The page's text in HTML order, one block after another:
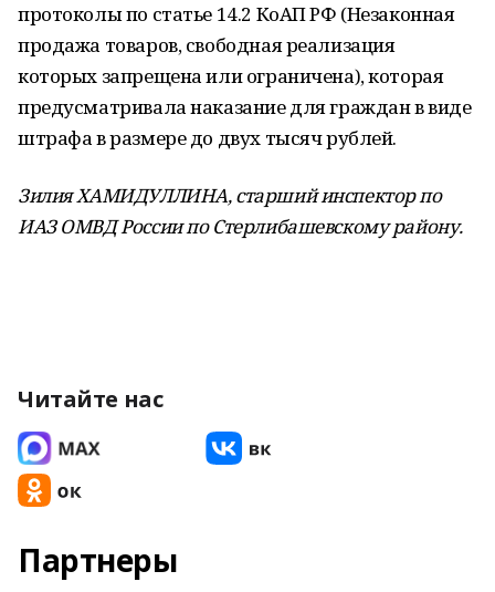
протоколы по статье 14.2 КоАП РФ (Незаконная
продажа товаров, свободная реализация
которых запрещена или ограничена), которая
предусматривала наказание для граждан в виде
штрафа в размере до двух тысяч рублей.
Зилия ХАМИДУЛЛИНА, старший инспекторпо
ИАЗ ОМВД России по Стерлибашевскому району.
Читайте нас
Партнеры